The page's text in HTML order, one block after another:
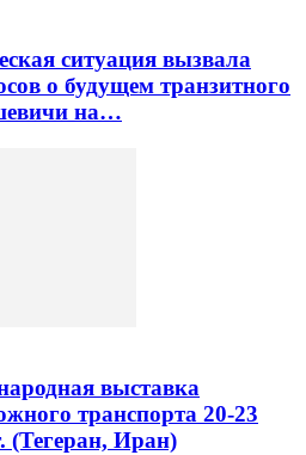
ситуация вызвала
о будущем транзитного
на…
выставка
транспорта 20-23
(Тегеран, Иран)